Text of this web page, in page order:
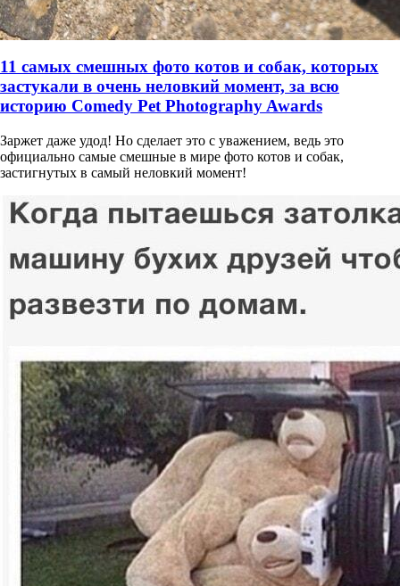
11 самых смешных фото котов и собак, которых
застукали в очень неловкий момент, за всю
историю Comedy Pet Photography Awards
Заржет даже удод! Но сделает это с уважением, ведь это
официально самые смешные в мире фото котов и собак,
застигнутых в самый неловкий момент!